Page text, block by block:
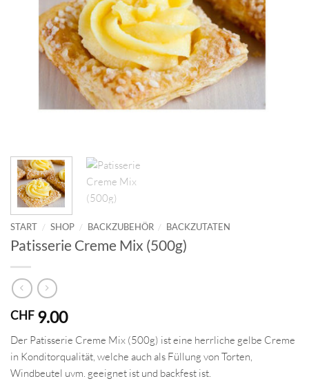
START / SHOP / BACKZUBEHÖR / BACKZUTATEN
Patisserie Creme Mix (500g)
CHF 9.00
Der Patisserie Creme Mix (500g) ist eine herrliche gelbe Creme
in Konditorqualität, welche auch als Füllung von Torten,
Windbeutel uvm. geeignet ist und backfest ist.